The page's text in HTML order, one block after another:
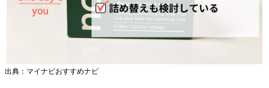
出典：マイナビおすすめナビ